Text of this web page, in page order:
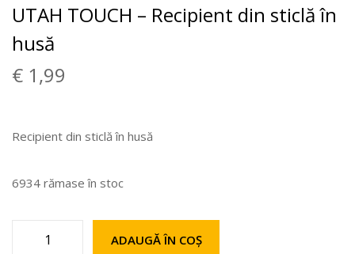
UTAH TOUCH – Recipient din sticlă în
husă
€ 1,99
Recipient din sticlă în husă
6934 rămase în stoc
ADAUGĂ ÎN COȘ